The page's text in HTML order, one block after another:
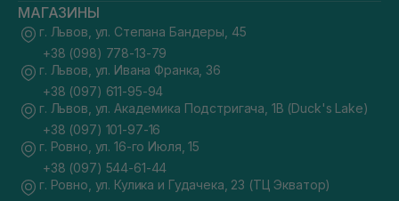
МАГАЗИНЫ
г. Львов, ул. Степана Бандеры, 45
+38 (098) 778-13-79
г. Львов, ул. Ивана Франка, 36
+38 (097) 611-95-94
г. Львов, ул. Академика Подстригача, 1В (Duck's Lake)
+38 (097) 101-97-16
г. Ровно, ул. 16-го Июля, 15
+38 (097) 544-61-44
г. Ровно, ул. Кулика и Гудачека, 23 (ТЦ Экватор)